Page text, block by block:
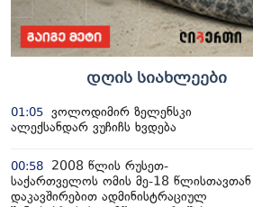
დღის სიახლეები
01:05 ვოლოდიმირ ზელენსკი
ალექსანდარ ვუჩიჩს ხვდება
00:58
2008 წლის რუსეთ-
საქართველოს ომის მე-18 წლისთავთან
დაკავშირებით ადმინისტრაციულ